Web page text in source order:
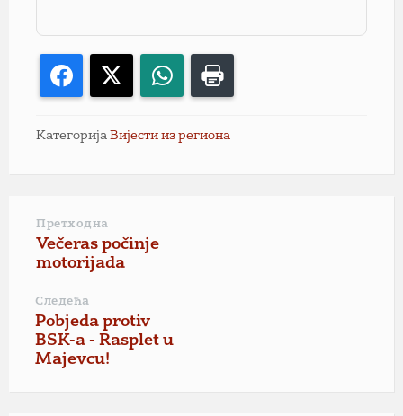
Facebook WhatsApp
Категорија Вијести из региона
Претходна
Večeras počinje
motorijada
Следећа
Pobjeda protiv
BSK-a - Rasplet u
Majevcu!